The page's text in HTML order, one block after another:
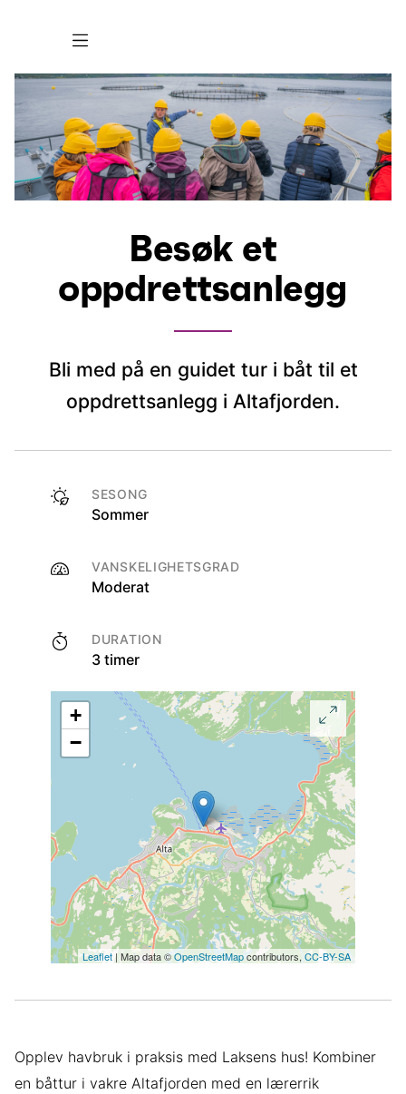
Besøk et
oppdrettsanlegg
Bli med på en guidet tur i båt til et
oppdrettsanlegg i Altafjorden.
SESONG
Sommer
VANSKELIGHETSGRAD
Moderat
DURATION
3 timer
+
−
Leaflet | Map data ©OpenStreetMapcontributors,CC-BY-SA
Opplev havbruk i praksis med Laksens hus! Kombiner
en båttur i vakre Altafjorden med en lærerrik